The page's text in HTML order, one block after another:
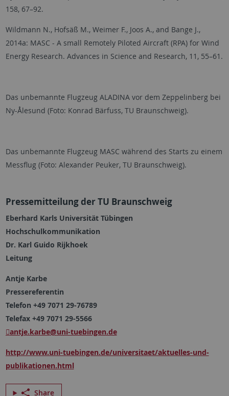
158, 67–92.
Wildmann N., Hofsäß M., Weimer F., Joos A., and Bange J.,
2014a: MASC - A small Remotely Piloted Aircraft (RPA) for Wind
Energy Research. Advances in Science and Research, 11, 55–61.
Das unbemannte Flugzeug ALADINA vor dem Zeppelinberg bei
Ny-Ålesund (Foto: Konrad Bärfuss, TU Braunschweig).
Das unbemannte Flugzeug MASC während des Starts zu einem
Messflug (Foto: Alexander Peuker, TU Braunschweig).
Pressemitteilung der TU Braunschweig
Eberhard Karls Universität Tübingen
Hochschulkommunikation
Dr. Karl Guido Rijkhoek
Leitung
Antje Karbe
Pressereferentin
Telefon +49 7071 29-76789
Telefax +49 7071 29-5566
antje.karbe@uni-tuebingen.de
http://www.uni-tuebingen.de/universitaet/aktuelles-und-
publikationen.html
Share